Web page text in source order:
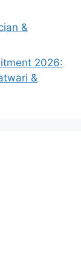
&
2026:
&